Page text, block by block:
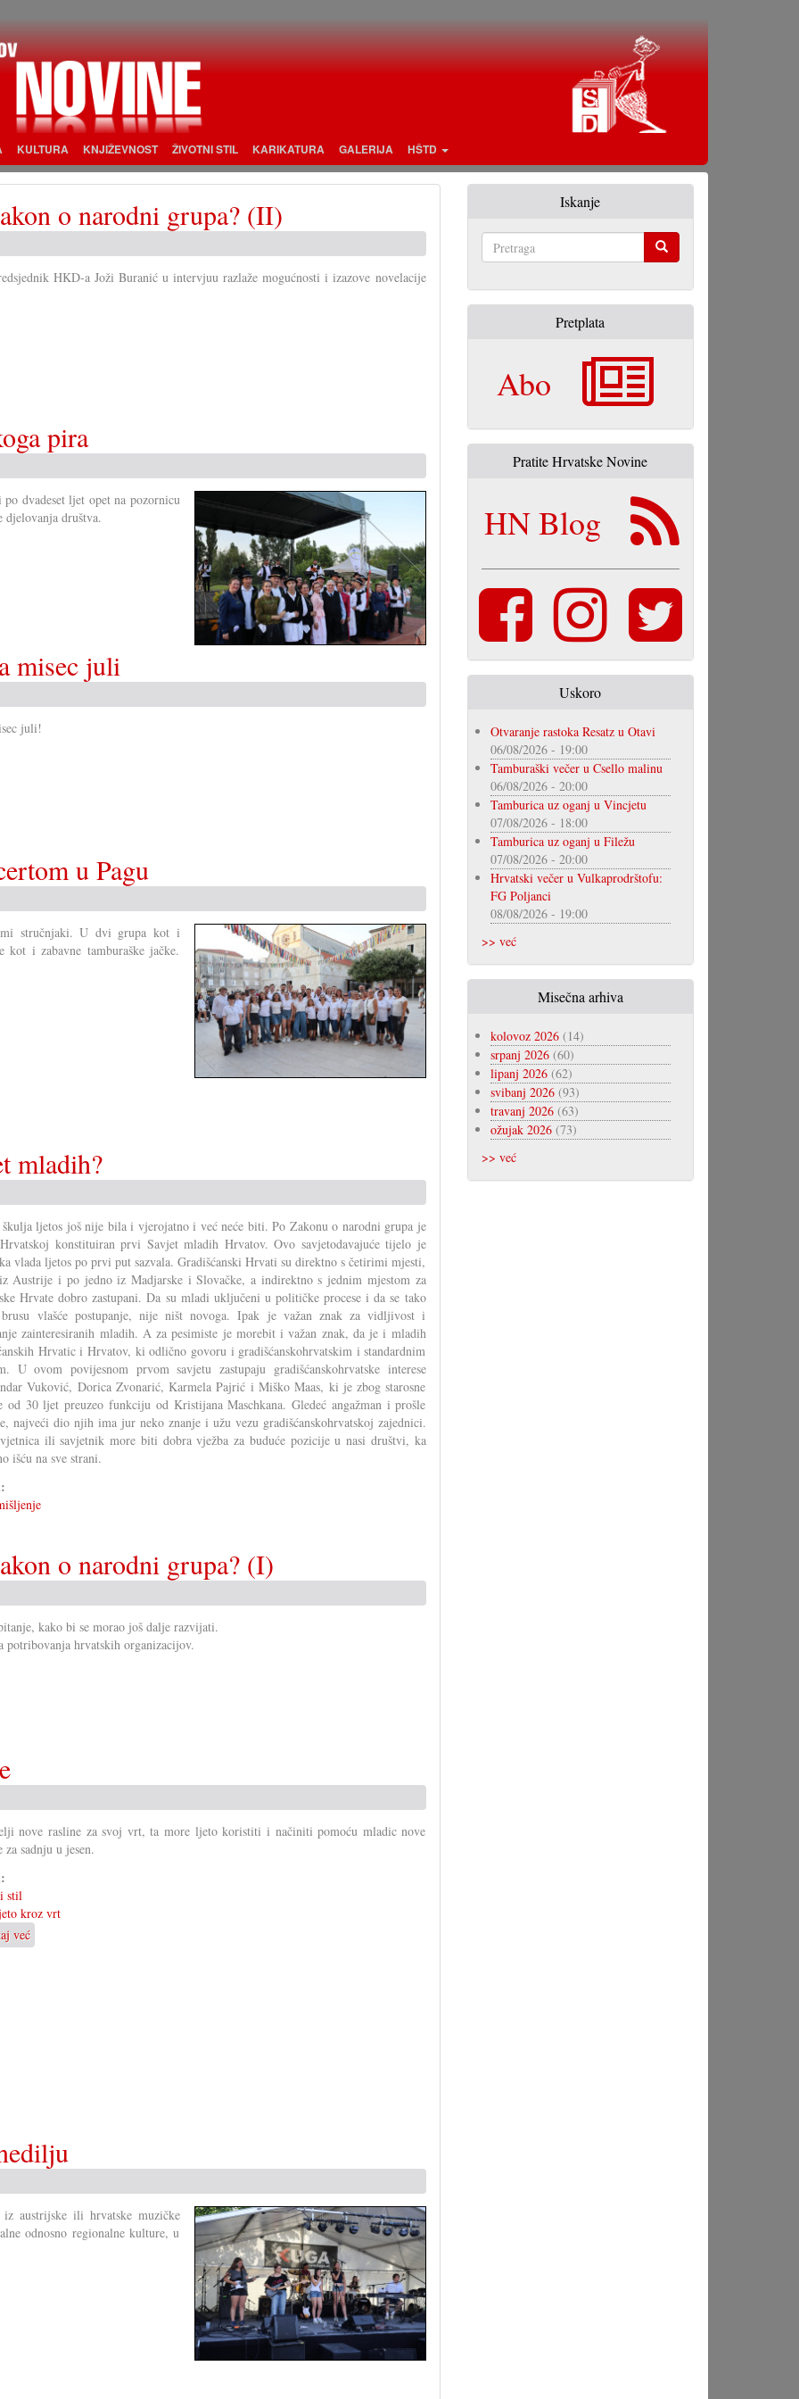
KULTURA KNJIŽEVNOST ŽIVOTNI STIL KARIKATURA GALERIJA HŠTD
o narodni grupa? (II)
HKD-a Joži Buranić u intervjuu razlaže mogućnosti i izazove novelacije
pira
dvadeset ljet opet na pozornicu
djelovanja društva.
misec juli
juli!
u Pagu
stručnjaki. U dvi grupa kot i
i zabavne tamburaške jačke.
mladih?
ljetos još nije bila i vjerojatno i već neće biti. Po Zakonu o narodni grupa je
konstituiran prvi Savjet mladih Hrvatov. Ovo savjetodavajuće tijelo je
vlada ljetos po prvi put sazvala. Gradišćanski Hrvati su direktno s četirimi mjesti,
Austrije i po jedno iz Madjarske i Slovačke, a indirektno s jednim mjestom za
Hrvate dobro zastupani. Da su mladi uključeni u političke procese i da se tako
vlašće postupanje, nije ništ novoga. Ipak je važan znak za vidljivost i
zainteresiranih mladih. A za pesimiste je morebit i važan znak, da je i mladih
Hrvatic i Hrvatov, ki odlično govoru i gradišćanskohrvatskim i standardnim
U ovom povijesnom prvom savjetu zastupaju gradišćanskohrvatske interese
Vuković, Dorica Zvonarić, Karmela Pajrić i Miško Maas, ki je zbog starosne
od 30 ljet preuzeo funkciju od Kristijana Maschkana. Gledeć angažman i prošle
najveći dio njih ima jur neko znanje i užu vezu gradišćanskohrvatskoj zajednici.
ili savjetnik more biti dobra vježba za buduće pozicije u nasi društvi, ka
išću na sve strani.
o narodni grupa? (I)
kako bi se morao još dalje razvijati.
potribovanja hrvatskih organizacijov.
nove rasline za svoj vrt, ta more ljeto koristiti i načiniti pomoću mladic nove
za sadnju u jesen.
stil
kroz vrt
već
Vegetativno
austrijske ili hrvatske muzičke
odnosno regionalne kulture, u
Iskanje
Pretplata
Abo
Pratite Hrvatske Novine
HN Blog
Uskoro
Otvaranje rastoka Resatz u Otavi
06/08/2026 - 19:00
Tamburaški večer u Csello malinu
06/08/2026 - 20:00
Tamburica uz oganj u Vincjetu
07/08/2026 - 18:00
Tamburica uz oganj u Filežu
07/08/2026 - 20:00
Hrvatski večer u Vulkaprodrštofu:
FG Poljanci
08/08/2026 - 19:00
>> već
Misečna arhiva
kolovoz 2026(14)
srpanj 2026(60)
lipanj 2026(62)
svibanj 2026(93)
travanj 2026(63)
ožujak 2026(73)
>> već